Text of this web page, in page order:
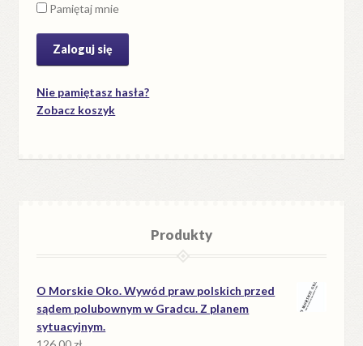
Pamiętaj mnie
Nie pamiętasz hasła?
Zobacz koszyk
Produkty
O Morskie Oko. Wywód praw polskich przed
sądem polubownym w Gradcu. Z planem
sytuacyjnym.